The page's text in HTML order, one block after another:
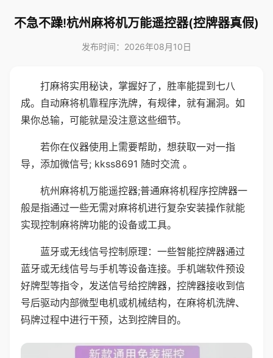
不急不躁!杭州麻将机万能遥控器(控牌器真假)
发布时间：2026年08月10日
打麻将实用秘诀，掌握好了，胜率能提到七八
成。自动麻将机靠程序洗牌，有规律，就有漏洞。如
果你总输，可能就是没注意这些细节。
若你在仪器使用上需要帮助，想获取一对一指
导，添加微信号; kkss8691 随时交流 。
杭州麻将机万能遥控器;普通麻将机程序控牌器一
般是指通过一些无需对麻将机进行复杂安装操作就能
实现控制麻将牌功能的设备或工具。
蓝牙或无线信号控制原理：一些智能控牌器通过
蓝牙或无线信号与手机等设备连接。手机端软件预设
好牌型等指令，发送信号给控牌器，控牌器接收到信
号后驱动内部微型电机或机械结构，在麻将机洗牌、
码牌过程中进行干预，达到控牌目的。